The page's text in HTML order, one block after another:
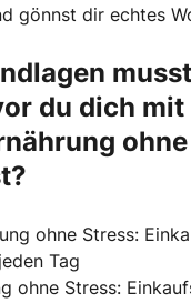
gönnst dir echtes
du dich mit
ohne Stress: